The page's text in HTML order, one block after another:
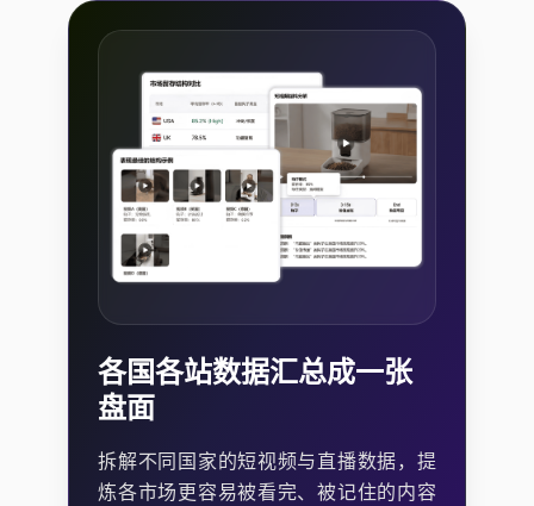
各国各站数据汇总成一张
盘面
拆解不同国家的短视频与直播数据，提
炼各市场更容易被看完、被记住的内容